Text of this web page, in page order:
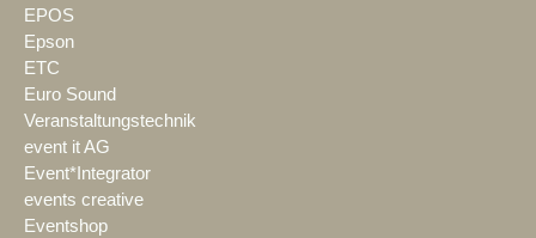
EPOS
Epson
ETC
Euro Sound
Veranstaltungstechnik
event it AG
Event*Integrator
events creative
Eventshop